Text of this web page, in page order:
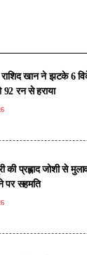
खान ने झटके 6
रन से हराया
की प्रह्लाद जोशी से
पर सहमति